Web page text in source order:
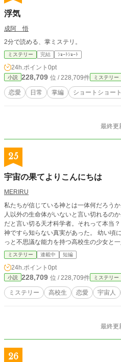
浮気
成阿 悟
2分で読める、掌ミステリ。
ミステリー 完結 ｼｮｰﾄｼｮｰﾄ
24h.ポイント 0pt
小説 228,709 位 / 228,709件 ミステリー
恋愛 日常 掌編 ショートショート
最終更
25
宇宙の果てよりこんにちは
MERIRU
私たちが信じている神とは一体何だろう
人以外の生命体がいないと言い切れるの
だと言い切る天才科学者。それって本当
神ですら知らない真実があった。 幼い頃に、父親を亡くし、祖母と暮らすちょ
っと不思議な能力を持つ高校生の少女と一人の
更新 ※初投稿です。誤字脱字がございま
す！
ミステリー 連載中 短編
24h.ポイント 0pt
小説 228,709 位 / 228,709件 ミステリー
ミステリー 高校生 恋愛 宇宙人
最終更
26